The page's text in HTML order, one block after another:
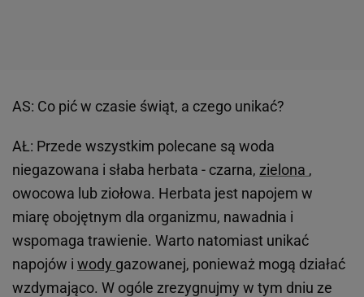
AS: Co pić w czasie świąt, a czego unikać?
AŁ: Przede wszystkim polecane są woda
niegazowana i słaba herbata - czarna, zielona ,
owocowa lub ziołowa. Herbata jest napojem w
miarę obojętnym dla organizmu, nawadnia i
wspomaga trawienie. Warto natomiast unikać
napojów i wody gazowanej, ponieważ mogą działać
wzdymająco. W ogóle zrezygnujmy w tym dniu ze